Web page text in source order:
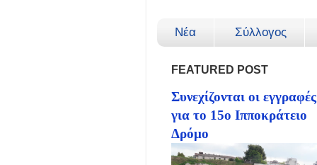
Νέα Σύλλογος
FEATURED POST
Συνεχίζονται οι εγγραφές
για το 15ο Ιπποκράτειο
Δρόμο